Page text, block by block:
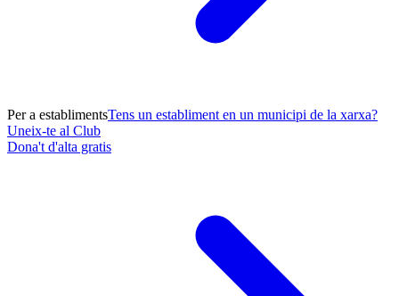
Per a establimentsTens un establiment en un municipi de la xarxa?
Uneix-te al Club
Dona't d'alta gratis